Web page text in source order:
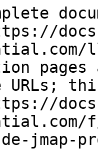
URLs;
jmap-